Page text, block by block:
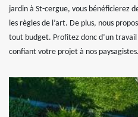
jardin à St-cergue, vous bénéficierez
les règles de l’art. De plus, nous
tout budget. Profitez donc d’un
confiant votre projet à nos paysagistes.